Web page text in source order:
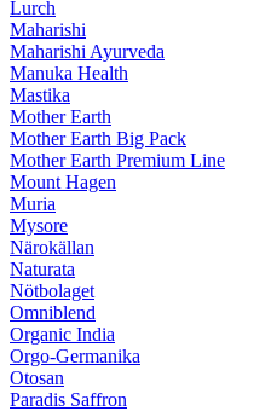
Lurch
Maharishi
Maharishi Ayurveda
Manuka Health
Mastika
Mother Earth
Mother Earth Big Pack
Mother Earth Premium Line
Mount Hagen
Muria
Mysore
Närokällan
Naturata
Nötbolaget
Omniblend
Organic India
Orgo-Germanika
Otosan
Paradis Saffron